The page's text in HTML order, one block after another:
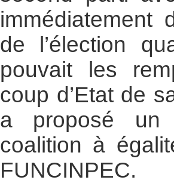
immédiatement
de l’élection
pouvait les
coup d’Etat de
a proposé un
coalition à
FUNCINPEC.